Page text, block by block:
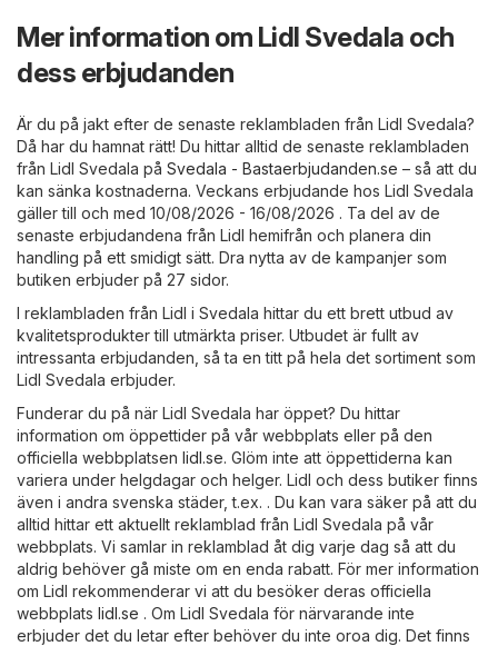
Mer information om Lidl Svedala och
dess erbjudanden
Är du på jakt efter de senaste reklambladen från Lidl Svedala?
Då har du hamnat rätt! Du hittar alltid de senaste reklambladen
från Lidl Svedala på Svedala - Bastaerbjudanden.se – så att du
kan sänka kostnaderna. Veckans erbjudande hos Lidl Svedala
gäller till och med 10/08/2026 - 16/08/2026 . Ta del av de
senaste erbjudandena från Lidl hemifrån och planera din
handling på ett smidigt sätt. Dra nytta av de kampanjer som
butiken erbjuder på 27 sidor.
I reklambladen från Lidl i Svedala hittar du ett brett utbud av
kvalitetsprodukter till utmärkta priser. Utbudet är fullt av
intressanta erbjudanden, så ta en titt på hela det sortiment som
Lidl Svedala erbjuder.
Funderar du på när Lidl Svedala har öppet? Du hittar
information om öppettider på vår webbplats eller på den
officiella webbplatsen lidl.se. Glöm inte att öppettiderna kan
variera under helgdagar och helger. Lidl och dess butiker finns
även i andra svenska städer, t.ex. . Du kan vara säker på att du
alltid hittar ett aktuellt reklamblad från Lidl Svedala på vår
webbplats. Vi samlar in reklamblad åt dig varje dag så att du
aldrig behöver gå miste om en enda rabatt. För mer information
om Lidl rekommenderar vi att du besöker deras officiella
webbplats lidl.se . Om Lidl Svedala för närvarande inte
erbjuder det du letar efter behöver du inte oroa dig. Det finns